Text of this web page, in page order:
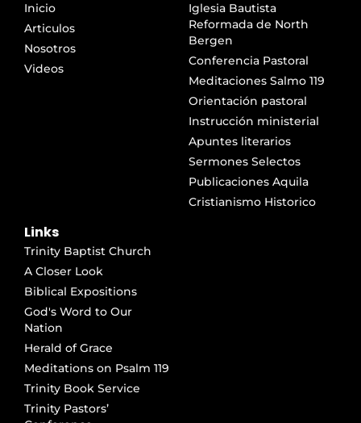
Inicio
Articulos
Nosotros
Videos
Iglesia Bautista
Reformada de North
Bergen
Conferencia Pastoral
Meditaciones Salmo 119
Orientación pastoral
Instrucción ministerial
Apuntes literarios
Sermones Selectos
Publicaciones Aquila
Cristianismo Historico
Links
Trinity Baptist Church
A Closer Look
Biblical Expositions
God's Word to Our
Nation
Herald of Grace
Meditations on Psalm 119
Trinity Book Service
Trinity Pastors’